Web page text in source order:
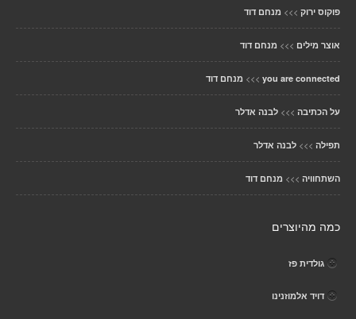
פוקוס ירוק >>> מנחם דוד
אוצר מילים >>> מנחם דוד
you are connected
>>> מנחם דוד
על הכתיבה >>> לבנה אדלר
תפילה >>> לבנה אדלר
השתחוויה >>> מנחם דוד
כמה מהיוצרים
גולדית פז
דויד אלמוזנינו